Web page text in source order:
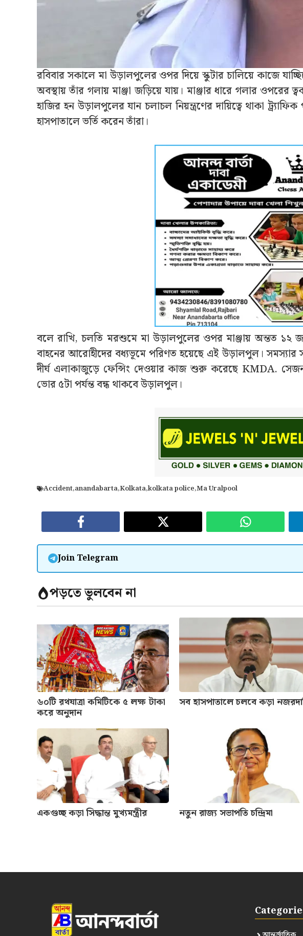
রবিবার সকালে মা উড়ালপুলের ওপর দিয়ে স্কুটার চালিয়ে কাজে
অবস্থায় তাঁর গলায় মাঞ্জা জড়িয়ে যায়। মাঞ্জার ধারে গলার ওপরের
হাজির হন উড়ালপুলের যান চলাচল নিয়ন্ত্রণের দায়িত্বে থাকা
হাসপাতালে ভর্তি করেন তাঁরা।
বলে রাখি, চলতি মরশুমে মা উড়ালপুলের ওপর মাঞ্জায় অন্তত ১২
বাহনের আরোহীদের বধ্যভূমে পরিণত হয়েছে এই উড়ালপুল। সমস্যার
দীর্ঘ এলাকাজুড়ে ফেন্সিং দেওয়ার কাজ শুরু করেছে KMDA.
ভোর ৫টা পর্যন্ত বন্ধ থাকবে উড়ালপুল।
Accident,anandabarta,Kolkata,kolkata police,Ma Uralpool
Join Telegram
পড়তে ভুলবেন না
৬০টি রথযাত্রা কমিটিকে ৫ লক্ষ টাকা
করে অনুদান
সব হাসপাতালে চলবে কড়া
একগুচ্ছ কড়া সিদ্ধান্ত মুখ্যমন্ত্রীর নতুন রাজ্য সভাপতি চন্দ্রিমা